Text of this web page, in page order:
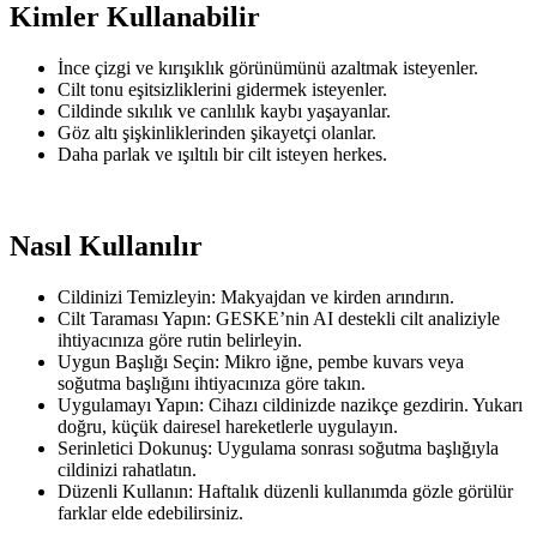
Kimler Kullanabilir
İnce çizgi ve kırışıklık görünümünü azaltmak isteyenler.
Cilt tonu eşitsizliklerini gidermek isteyenler.
Cildinde sıkılık ve canlılık kaybı yaşayanlar.
Göz altı şişkinliklerinden şikayetçi olanlar.
Daha parlak ve ışıltılı bir cilt isteyen herkes.
Nasıl Kullanılır
Cildinizi Temizleyin: Makyajdan ve kirden arındırın.
Cilt Taraması Yapın: GESKE’nin AI destekli cilt analiziyle
ihtiyacınıza göre rutin belirleyin.
Uygun Başlığı Seçin: Mikro iğne, pembe kuvars veya
soğutma başlığını ihtiyacınıza göre takın.
Uygulamayı Yapın: Cihazı cildinizde nazikçe gezdirin. Yukarı
doğru, küçük dairesel hareketlerle uygulayın.
Serinletici Dokunuş: Uygulama sonrası soğutma başlığıyla
cildinizi rahatlatın.
Düzenli Kullanın: Haftalık düzenli kullanımda gözle görülür
farklar elde edebilirsiniz.